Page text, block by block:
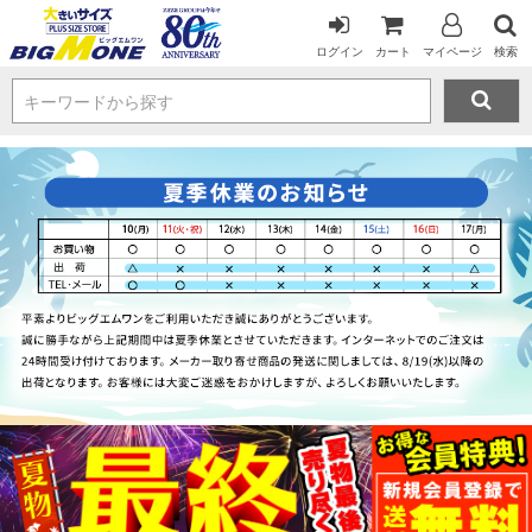
ログイン カート マイページ 検索
キーワードから探す